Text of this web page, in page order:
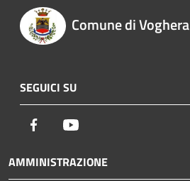
Comune di Voghera
SEGUICI SU
Facebook
AMMINISTRAZIONE